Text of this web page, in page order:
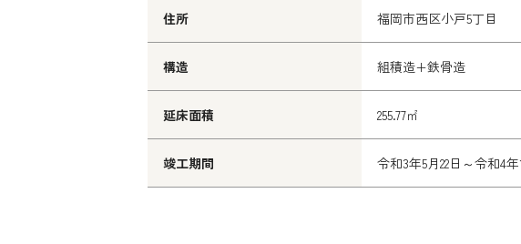
住所 福岡市西区小戸5丁目
構造 組積造+鉄骨造
延床面積 255.77㎡
竣工期間 令和3年5月22日～令和4年